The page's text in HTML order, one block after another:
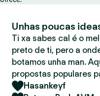
Unhas poucas
Ti xa sabes cal é o
preto de ti, pero a
botamos unha man.
propostas populares
Hasankeyf